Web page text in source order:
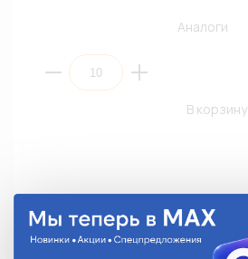
Аналоги
В корзину